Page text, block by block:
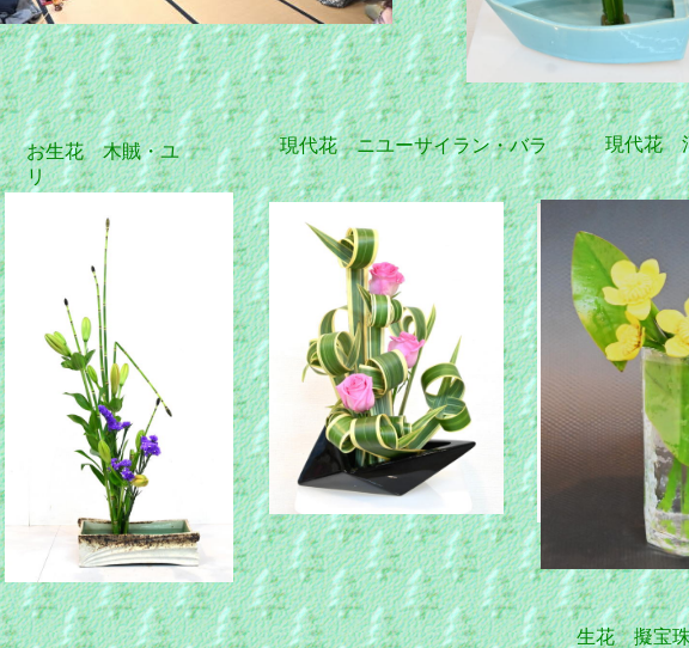
お生花 木賊・ユ
リ
現代花 ニユーサイラン・バラ
生花 擬宝
現代花